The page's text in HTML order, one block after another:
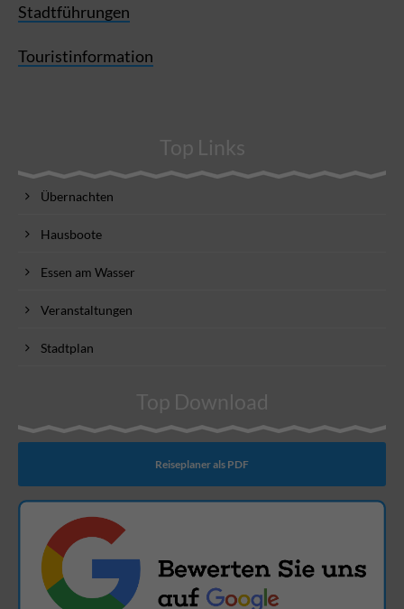
Stadtführungen
Touristinformation
Top Links
Übernachten
Hausboote
Essen am Wasser
Veranstaltungen
Stadtplan
Top Download
Reiseplaner als PDF